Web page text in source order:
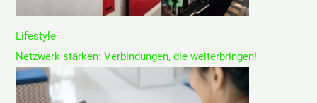
Lifestyle
Netzwerk stärken: Verbindungen, die weiterbringen!